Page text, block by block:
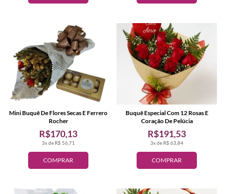
COMPRAR
3x de R$ 56,71
R$170,13
Mini Buquê De Flores Secas E Ferrero
Rocher
COMPRAR
3x de R$ 63,84
R$191,53
Buquê Especial Com 12 Rosas E
Coração De Pelúcia